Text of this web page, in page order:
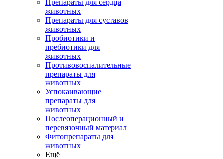
Препараты для сердца
животных
Препараты для суставов
животных
Пробиотики и
пребиотики для
животных
Противовоспалительные
препараты для
животных
Успокаивающие
препараты для
животных
Послеоперационный и
перевязочный материал
Фитопрепараты для
животных
Ещё